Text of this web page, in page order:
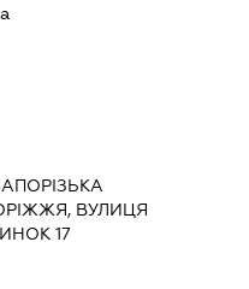
ВУЛИЦЯ
17